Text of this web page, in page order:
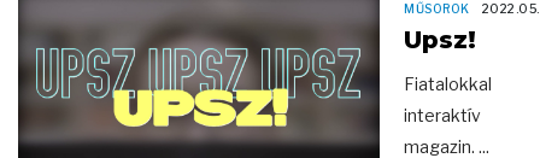
MŰSOROK
Upsz!
Fiatalokkal
interaktív
magazin. ...